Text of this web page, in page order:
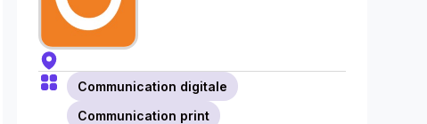
Communication digitale
Communication print